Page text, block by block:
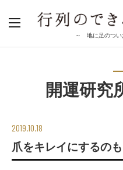
～ 地に足のつ
開運研究
2019.10.18
爪をキレイにするの